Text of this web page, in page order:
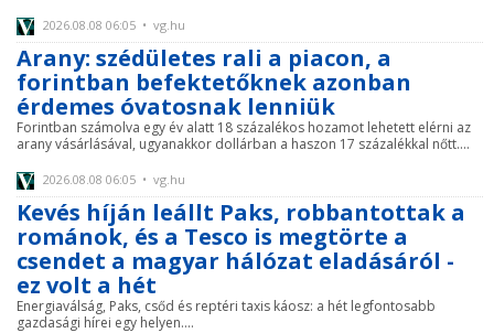
2026.08.08 06:05 • vg.hu
Arany: szédületes rali a piacon, a
forintban befektetőknek azonban
érdemes óvatosnak lenniük
Forintban számolva egy év alatt 18 százalékos hozamot lehetett elérni az
arany vásárlásával, ugyanakkor dollárban a haszon 17 százalékkal nőtt....
2026.08.08 06:05 • vg.hu
Kevés híján leállt Paks, robbantottak a
románok, és a Tesco is megtörte a
csendet a magyar hálózat eladásáról -
ez volt a hét
Energiaválság, Paks, csőd és reptéri taxis káosz: a hét legfontosabb
gazdasági hírei egy helyen....